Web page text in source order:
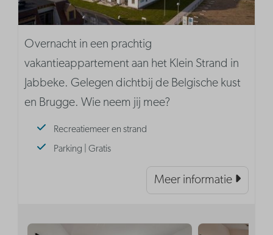
Overnacht in een prachtig
vakantieappartement aan het Klein Strand in
Jabbeke. Gelegen dichtbij de Belgische kust
en Brugge. Wie neem jij mee?
Recreatiemeer en strand
Parking | Gratis
Meer informatie